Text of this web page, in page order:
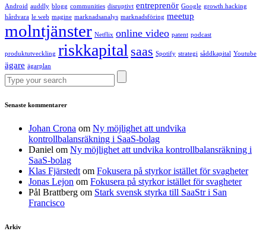
Android auddly blogg communities disruptivt entreprenör Google growth hacking
hårdvara le web magine marknadsanalys marknadsföring meetup
molntjänster Netflix online video patent podcast
produktutveckling riskkapital saas Spotify strategi såddkapital Youtube
ägare ägarplan
Senaste kommentarer
Johan Crona om Ny möjlighet att undvika
kontrollbalansräkning i SaaS-bolag
Daniel om Ny möjlighet att undvika kontrollbalansräkning i
SaaS-bolag
Klas Fjärstedt om Fokusera på styrkor istället för svagheter
Jonas Lejon om Fokusera på styrkor istället för svagheter
Pål Brattberg om Stark svensk styrka till SaaStr i San
Francisco
Arkiv